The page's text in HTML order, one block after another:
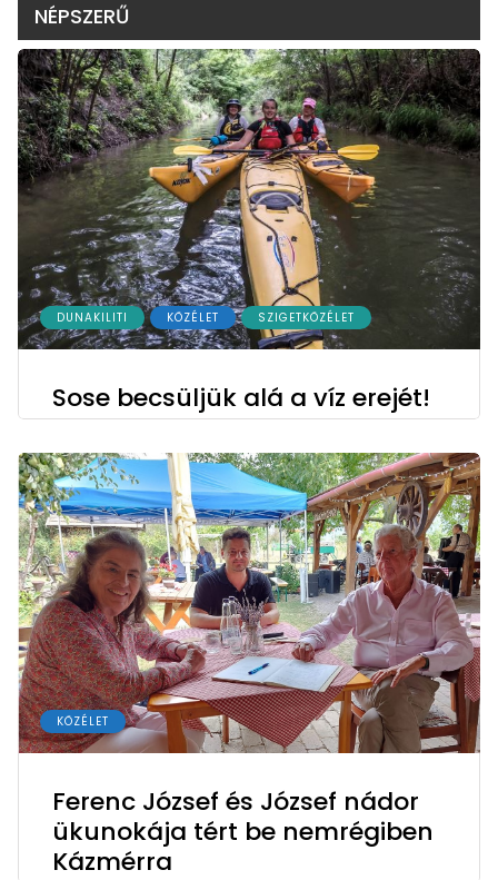
NÉPSZERŰ
DUNAKILITI KÖZÉLET SZIGETKÖZÉLET
Sose becsüljük alá a víz erejét!
KÖZÉLET
Ferenc József és József nádor
ükunokája tért be nemrégiben
Kázmérra